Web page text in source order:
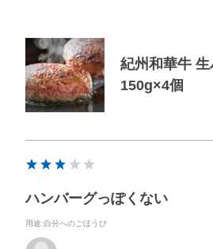
紀州和華牛
150g×4個
ハンバーグっぽくない
用途:自分へのごほうび